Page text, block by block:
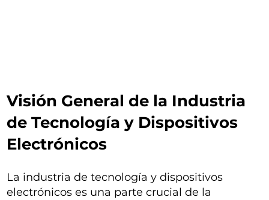
Visión General de la Industria
de Tecnología y Dispositivos
Electrónicos
La industria de tecnología y dispositivos
electrónicos es una parte crucial de la